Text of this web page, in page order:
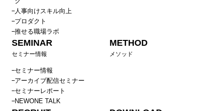
人事向けスキル向上
プロダクト
推せる職場ラボ
SEMINAR
セミナー情報
セミナー情報
アーカイブ配信セミナー
セミナーレポート
NEWONE TALK
METHOD
メソッド